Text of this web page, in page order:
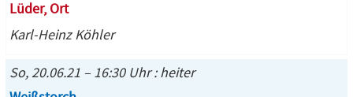
Lüder, Ort
Karl-Heinz Köhler
So, 20.06.21 – 16:30 Uhr : heiter